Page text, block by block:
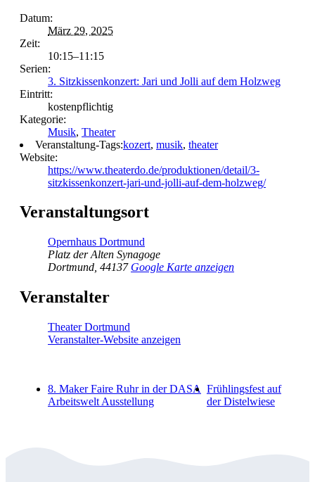
Datum:
März 29, 2025
Zeit:
10:15–11:15
Serien:
3. Sitzkissenkonzert: Jari und Jolli auf dem Holzweg
Eintritt:
kostenpflichtig
Kategorie:
Musik, Theater
Veranstaltung-Tags:kozert, musik, theater
Website:
https://www.theaterdo.de/produktionen/detail/3-
sitzkissenkonzert-jari-und-jolli-auf-dem-holzweg/
Veranstaltungsort
Opernhaus Dortmund
Platz der Alten Synagoge
Dortmund 44137 Google Karte anzeigen
Veranstalter
Theater Dortmund
Veranstalter-Website anzeigen
8. Maker Faire Ruhr in der DASA
Arbeitswelt Ausstellung
Frühlingsfest auf
der Distelwiese